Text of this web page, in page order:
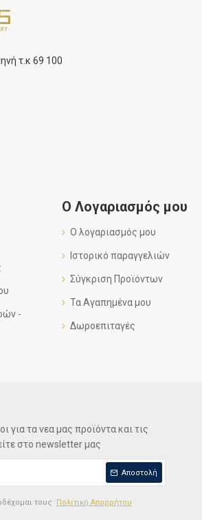
τ.κ 69 100
-
Ο Λογαριασμός μου
Ο λογαριασμός μου
Ιστορικό παραγγελιών
Σύγκριση Προϊόντων
Τα Αγαπημένα μου
Δωροεπιταγές
για τα νεα μας προϊόντα και τις
στο newsletter μας
Αποστολή
τους Πολιτική Απορρήτου